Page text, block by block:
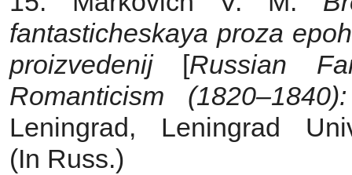
fantasticheskaya proza
proizvedenij
[Russian
Romanticism
Leningrad,
Leningrad
(In Russ.)